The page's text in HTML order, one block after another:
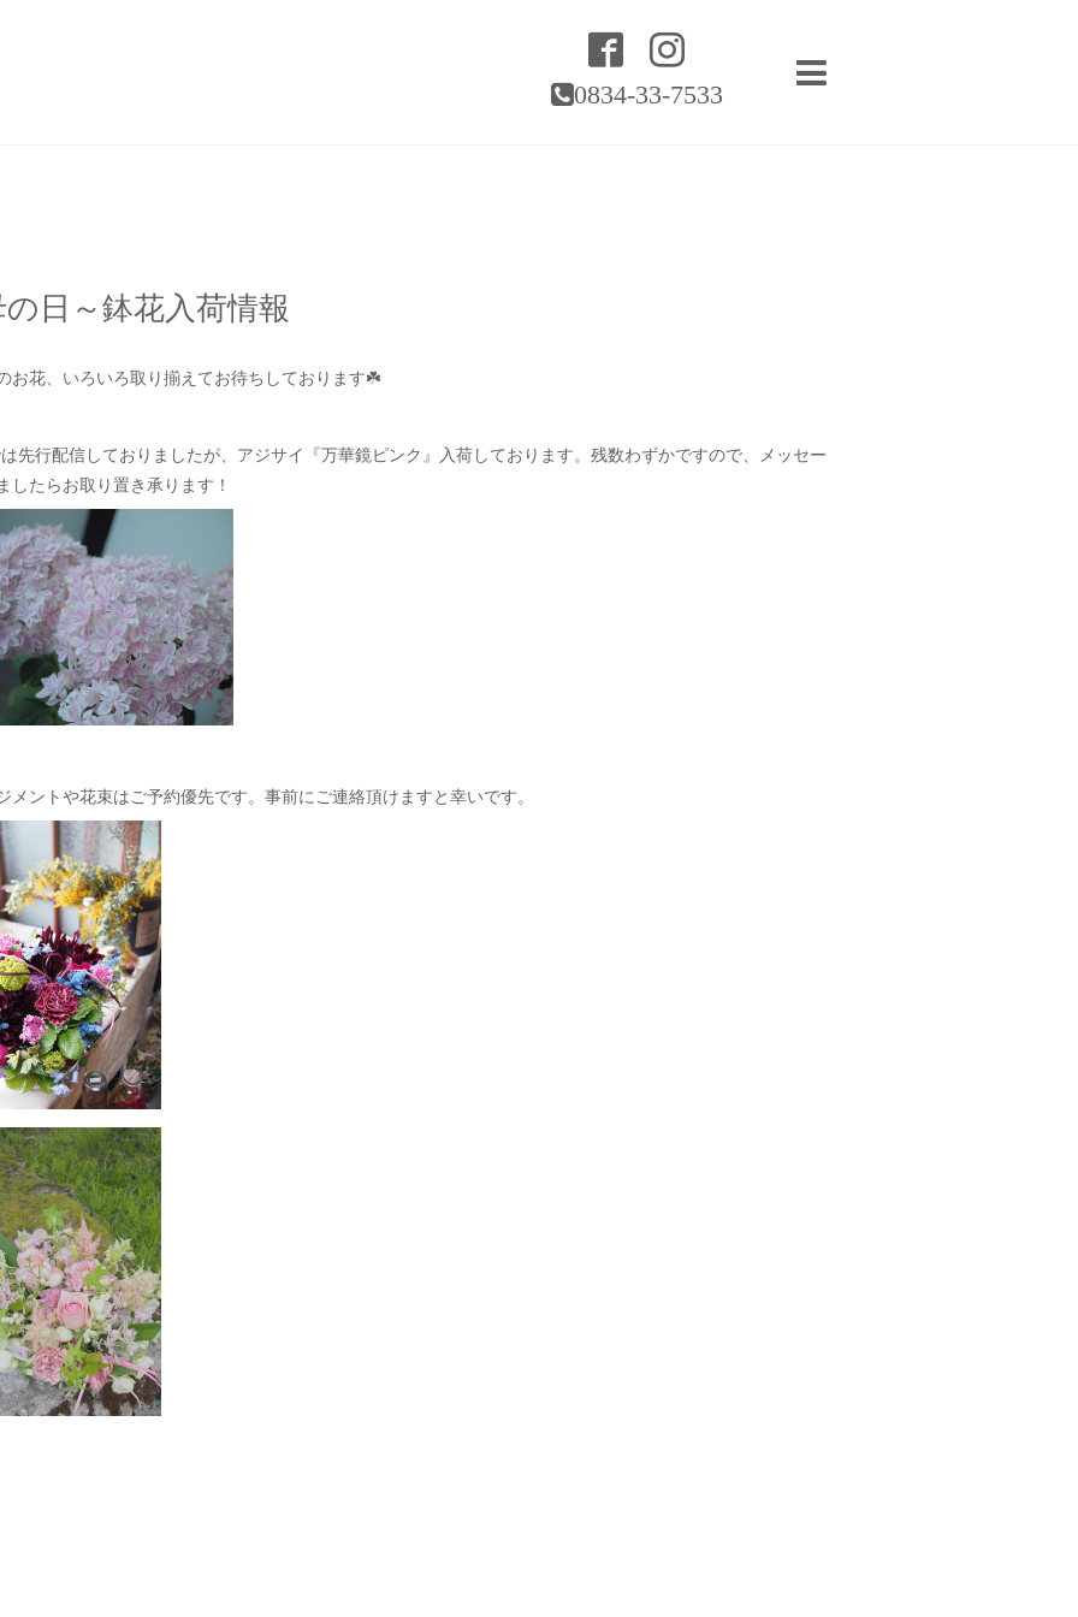
0834-33-7533
日～鉢花入荷情報
お花、いろいろ取り揃えてお待ちしております☘️
先行配信しておりましたが、アジサイ『万華鏡ピンク』入荷しております。残数わずかですので、メッセー
したらお取り置き承ります！
メントや花束はご予約優先です。事前にご連絡頂けますと幸いです。